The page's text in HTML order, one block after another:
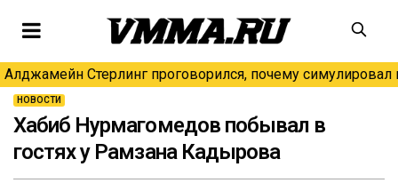
Алджамейн Стерлинг проговорился, почему симулировал
НОВОСТИ
Хабиб Нурмагомедов побывал в
гостях у Рамзана Кадырова